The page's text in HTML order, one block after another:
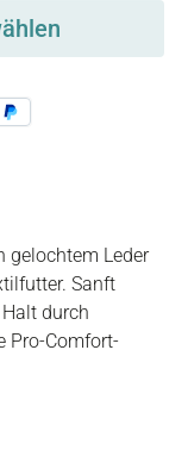
gelochtem Leder
Sanft
durch
Pro-Comfort-